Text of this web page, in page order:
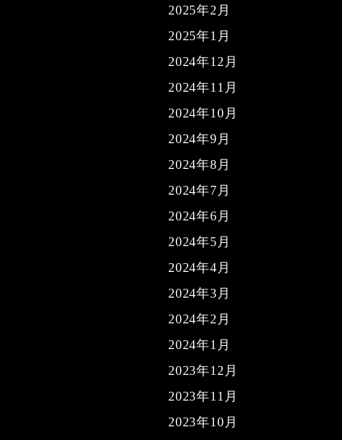
2025年2月
2025年1月
2024年12月
2024年11月
2024年10月
2024年9月
2024年8月
2024年7月
2024年6月
2024年5月
2024年4月
2024年3月
2024年2月
2024年1月
2023年12月
2023年11月
2023年10月